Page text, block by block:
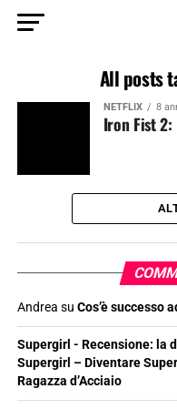
All posts
NETFLIX 8
Iron Fist
Andrea su Cos’è successo
Supergirl - Recensione: la
Supergirl – Diventare
Ragazza d’Acciaio